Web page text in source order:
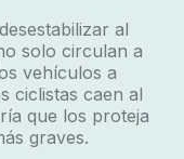
al
solo circulan a
vehículos a
ciclistas caen al
que los proteja
graves.